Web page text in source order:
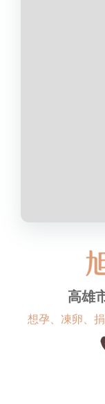
高雄
想孕、凍卵、